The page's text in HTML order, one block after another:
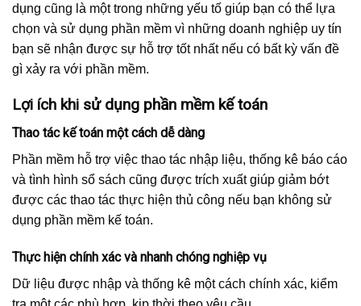
dụng cũng là một trong những yếu tố giúp bạn có thể lựa
chọn và sử dụng phần mềm vì những doanh nghiệp uy tín
bạn sẽ nhận được sự hỗ trợ tốt nhất nếu có bất kỳ vấn đề
gì xảy ra với phần mềm.
Lợi ích khi sử dụng phần mềm kế toán
Thao tác kế toán một cách dễ dàng
Phần mềm hỗ trợ việc thao tác nhập liệu, thống kê báo cáo
và tình hình sổ sách cũng được trích xuất giúp giảm bớt
được các thao tác thực hiện thủ công nếu bạn không sử
dụng phần mềm kế toán.
Thực hiện chính xác và nhanh chóng nghiệp vụ
Dữ liệu được nhập và thống kê một cách chính xác, kiểm